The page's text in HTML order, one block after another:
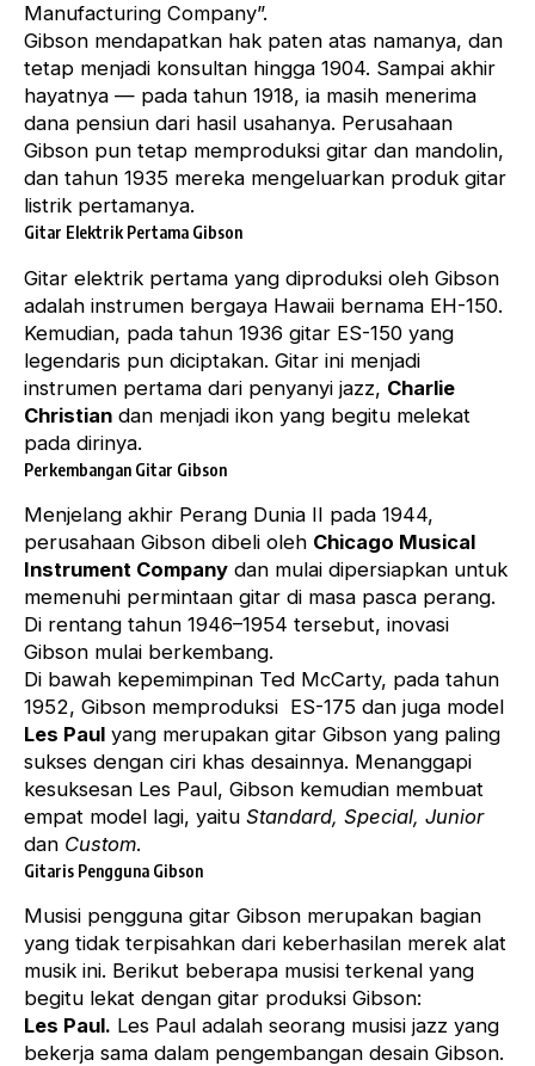
Manufacturing Company”.
Gibson mendapatkan hak paten atas namanya, dan
tetap menjadi konsultan hingga 1904. Sampai akhir
hayatnya — pada tahun 1918, ia masih menerima
dana pensiun dari hasil usahanya. Perusahaan
Gibson pun tetap memproduksi gitar dan mandolin,
dan tahun 1935 mereka mengeluarkan produk gitar
listrik pertamanya.
Gitar Elektrik Pertama Gibson
Gitar elektrik pertama yang diproduksi oleh Gibson
adalah instrumen bergaya Hawaii bernama EH-150.
Kemudian, pada tahun 1936 gitar ES-150 yang
legendaris pun diciptakan. Gitar ini menjadi
instrumen pertama dari penyanyi jazz, Charlie
Christian dan menjadi ikon yang begitu melekat
pada dirinya.
Perkembangan Gitar Gibson
Menjelang akhir Perang Dunia II pada 1944,
perusahaan Gibson dibeli oleh Chicago Musical
Instrument Company dan mulai dipersiapkan untuk
memenuhi permintaan gitar di masa pasca perang.
Di rentang tahun 1946–1954 tersebut, inovasi
Gibson mulai berkembang.
Di bawah kepemimpinan Ted McCarty, pada tahun
1952, Gibson memproduksi ES-175 dan juga model
Les Paul yang merupakan gitar Gibson yang paling
sukses dengan ciri khas desainnya. Menanggapi
kesuksesan Les Paul, Gibson kemudian membuat
empat model lagi, yaitu Standard, Special, Junior
dan Custom.
Gitaris Pengguna Gibson
Musisi pengguna gitar Gibson merupakan bagian
yang tidak terpisahkan dari keberhasilan merek alat
musik ini. Berikut beberapa musisi terkenal yang
begitu lekat dengan gitar produksi Gibson:
Les Paul. Les Paul adalah seorang musisi jazz yang
bekerja sama dalam pengembangan desain Gibson.